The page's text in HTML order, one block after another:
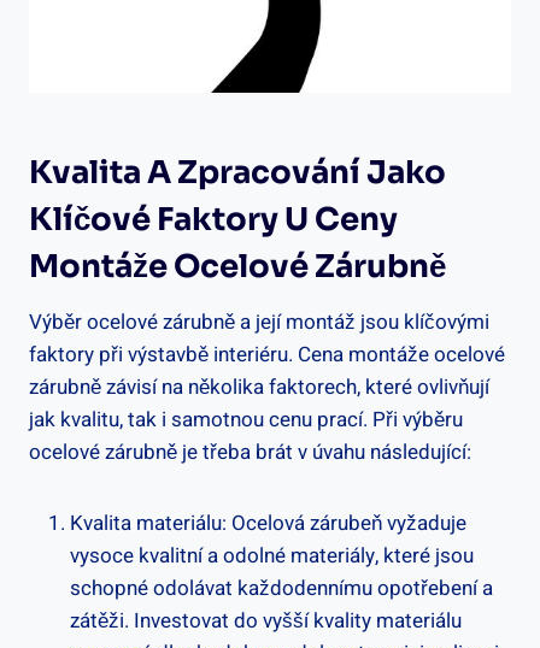
Kvalita A Zpracování Jako
Klíčové Faktory U Ceny
Montáže Ocelové Zárubně
Výběr ocelové zárubně a její montáž jsou klíčovými
faktory při výstavbě interiéru. Cena montáže ocelové
zárubně závisí na několika faktorech, které ovlivňují
jak kvalitu, tak i samotnou cenu prací. Při výběru
ocelové zárubně je třeba brát v úvahu následující:
Kvalita materiálu: Ocelová zárubeň vyžaduje
vysoce kvalitní a odolné materiály, které jsou
schopné odolávat každodennímu opotřebení a
zátěži. Investovat do vyšší kvality materiálu